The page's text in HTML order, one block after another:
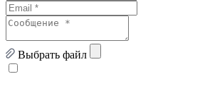
Выбрать файл